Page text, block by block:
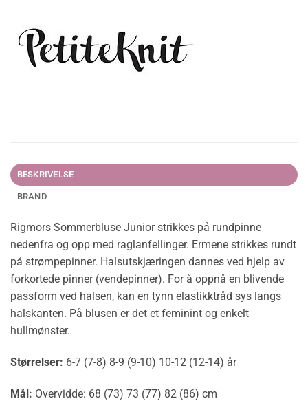
BESKRIVELSE
BRAND
Rigmors Sommerbluse Junior strikkes på rundpinne
nedenfra og opp med raglanfellinger. Ermene strikkes rundt
på strømpepinner. Halsutskjæringen dannes ved hjelp av
forkortede pinner (vendepinner). For å oppnå en blivende
passform ved halsen, kan en tynn elastikktråd sys langs
halskanten. På blusen er det et feminint og enkelt
hullmønster.
Størrelser: 6-7 (7-8) 8-9 (9-10) 10-12 (12-14) år
Mål: Overvidde: 68 (73) 73 (77) 82 (86) cm